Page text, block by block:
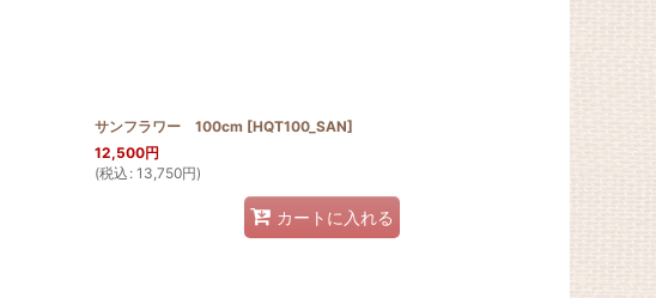
サンフラワー 100cm [HQT100_SAN]
12,500円
(税込 : 13,750円)
カートに入れる